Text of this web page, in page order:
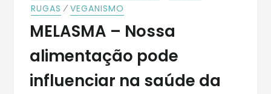
RUGAS ⁄ VEGANISMO
MELASMA – Nossa
alimentação pode
influenciar na saúde da